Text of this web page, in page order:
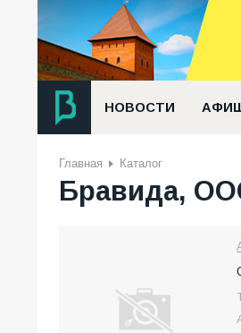
НОВОСТИ
Главная Каталог
Бравида,